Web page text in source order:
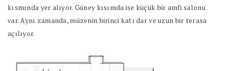
kısmında yer alıyor. Güney kısımda ise küçük bir amfi salonu
var. Aynı zamanda, müzenin birinci katı dar ve uzun bir terasa
açılıyor.